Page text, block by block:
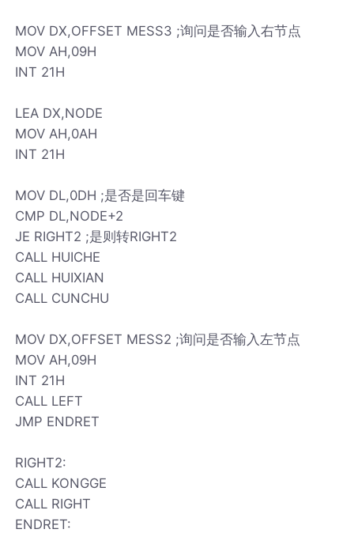
MOV DX,OFFSET MESS3 ;询问是否输入右节点
MOV AH,09H
INT 21H
LEA DX,NODE
MOV AH,0AH
INT 21H
MOV DL,0DH ;是否是回车键
CMP DL,NODE+2
JE RIGHT2 ;是则转RIGHT2
CALL HUICHE
CALL HUIXIAN
CALL CUNCHU
MOV DX,OFFSET MESS2 ;询问是否输入左节点
MOV AH,09H
INT 21H
CALL LEFT
JMP ENDRET
RIGHT2:
CALL KONGGE
CALL RIGHT
ENDRET: